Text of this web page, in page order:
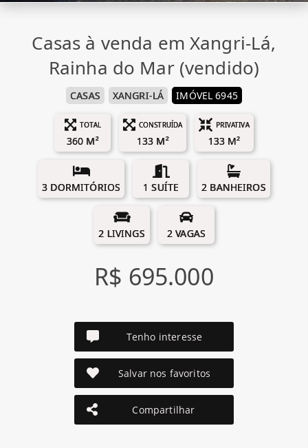
Casas à venda em Xangri-Lá,
Rainha do Mar (vendido)
CASAS XANGRI-LÁ IMÓVEL 6945
TOTAL
360 M²
CONSTRUÍDA
133 M²
PRIVATIVA
133 M²
3 DORMITÓRIOS 1 SUÍTE 2 BANHEIROS
2 LIVINGS 2 VAGAS
R$ 695.000
Tenho interesse
Salvar nos favoritos
Compartilhar